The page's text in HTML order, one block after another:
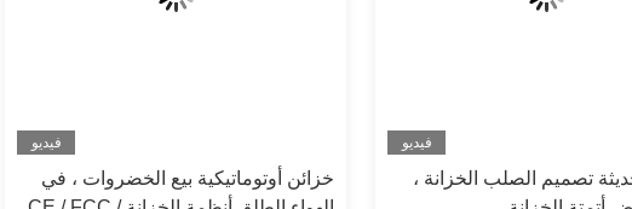
فيديو
تصميم الصلب الخزانة ،
فيديو
خزائن أوتوماتيكية بيع الخضروات ، في